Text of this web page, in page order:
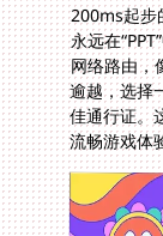
流畅游戏体